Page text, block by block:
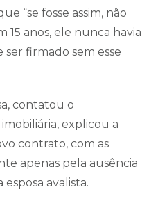
“se fosse assim, não
15 anos, ele nunca havia
firmado sem esse
contatou o
explicou a
contrato, com as
apenas pela ausência
avalista.